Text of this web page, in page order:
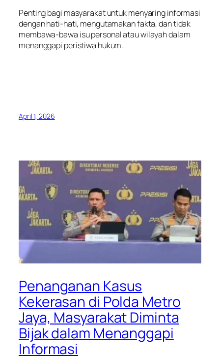
Penting bagi masyarakat untuk menyaring informasi
dengan hati-hati, mengutamakan fakta, dan tidak
membawa-bawa isu personal atau wilayah dalam
menanggapi peristiwa hukum.
April 1, 2026
Penanganan Kasus
Kekerasan di Polda Metro
Jaya, Masyarakat Diminta
Bijak dalam Menanggapi
Informasi